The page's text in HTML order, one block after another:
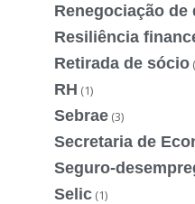
Renegociação de
Resiliência
Retirada de sócio
RH (1)
Sebrae (3)
Secretaria de
Seguro-
Selic (1)